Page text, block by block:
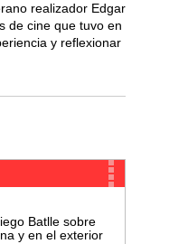
realizador Edgar
de cine que tuvo en
y reflexionar
Batlle sobre
y en el exterior